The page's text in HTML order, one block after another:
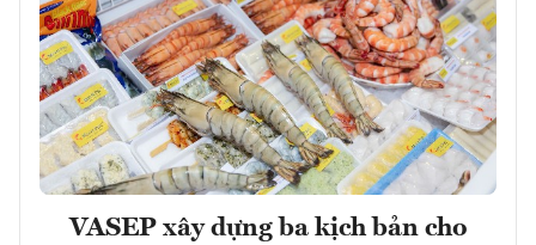
VASEP xây dựng ba kịch bản cho